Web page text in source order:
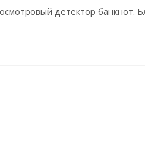
детектор банкнот.